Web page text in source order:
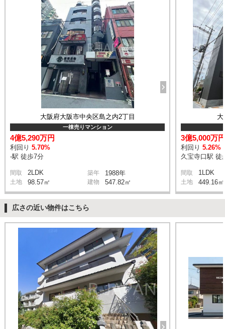
大阪府大阪市中央区島之内2丁目
一棟売りマンション
4億5,290万円
利回り5.70%
-駅 徒歩7分
間取 2LDK 築年 1988年
土地 98.57㎡ 建物 547.82㎡
3億5,000万円
利回り 5.26%
久宝寺口駅 徒
間取 1LDK
土地 449.16㎡
広さの近い物件はこちら